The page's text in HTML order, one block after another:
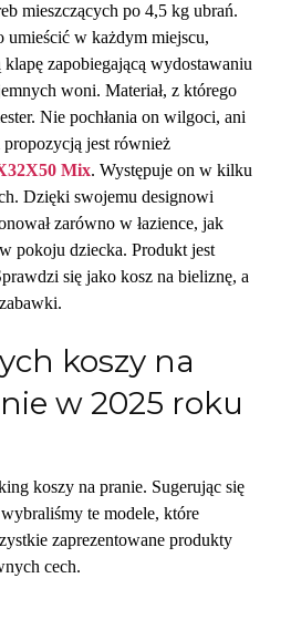
mieszczących po 4,5 kg ubrań.
umieścić w każdym miejscu,
zapobiegającą wydostawaniu
woni. Materiał, z którego
Nie pochłania on wilgoci, ani
jest również
Mix. Występuje on w kilku
Dzięki swojemu designowi
zarówno w łazience, jak
pokoju dziecka. Produkt jest
się jako kosz na bieliznę, a
koszy na
w 2025 roku
koszy na pranie. Sugerując się
te modele, które
zaprezentowane produkty
cech.